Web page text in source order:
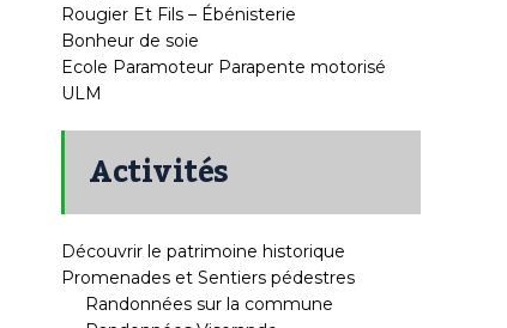
Rougier Et Fils – Ébénisterie
Bonheur de soie
Ecole Paramoteur Parapente motorisé
ULM
Activités
Découvrir le patrimoine historique
Promenades et Sentiers pédestres
Randonnées sur la commune